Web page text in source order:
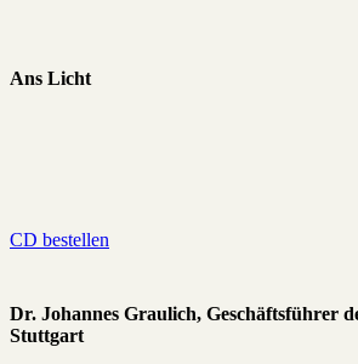
Ans Licht
CD bestellen
Dr. Johannes Graulich, Geschäftsführer
Stuttgart